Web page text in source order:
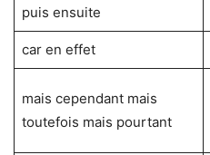
puis ensuite
car en effet
mais cependant mais
toutefois mais pourtant